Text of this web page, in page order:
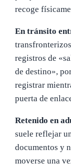
recoge
En tránsito
registros de
de destino»,
registrar
puerta de
Retenido en
suele reflejar
documentos y
moverse una